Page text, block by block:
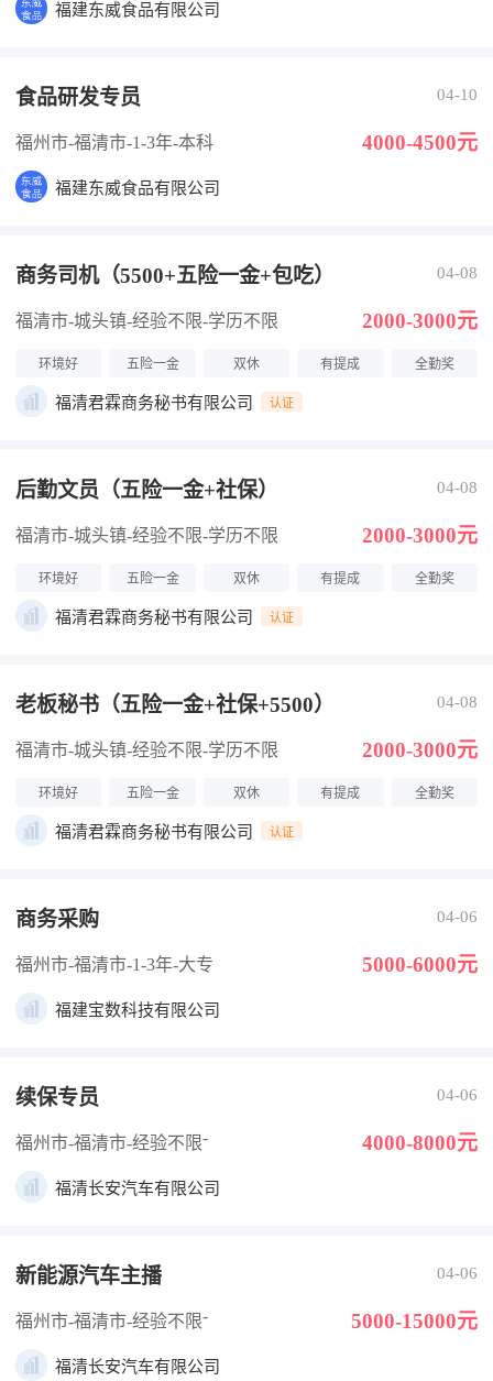
福建东威食品有限公司
食品研发专员 04-10
福州市-福清市-1-3年-本科 4000-4500元
福建东威食品有限公司
商务司机（5500+五险一金+包吃） 04-08
福清市-城头镇-经验不限-学历不限 2000-3000元
环境好 五险一金 双休 有提成 全勤奖
福清君霖商务秘书有限公司 认证
后勤文员（五险一金+社保） 04-08
福清市-城头镇-经验不限-学历不限 2000-3000元
环境好 五险一金 双休 有提成 全勤奖
福清君霖商务秘书有限公司 认证
老板秘书（五险一金+社保+5500） 04-08
福清市-城头镇-经验不限-学历不限 2000-3000元
环境好 五险一金 双休 有提成 全勤奖
福清君霖商务秘书有限公司 认证
商务采购 04-06
福州市-福清市-1-3年-大专 5000-6000元
福建宝数科技有限公司
续保专员 04-06
福州市-福清市-经验不限- 4000-8000元
福清长安汽车有限公司
新能源汽车主播 04-06
福州市-福清市-经验不限- 5000-15000元
福清长安汽车有限公司